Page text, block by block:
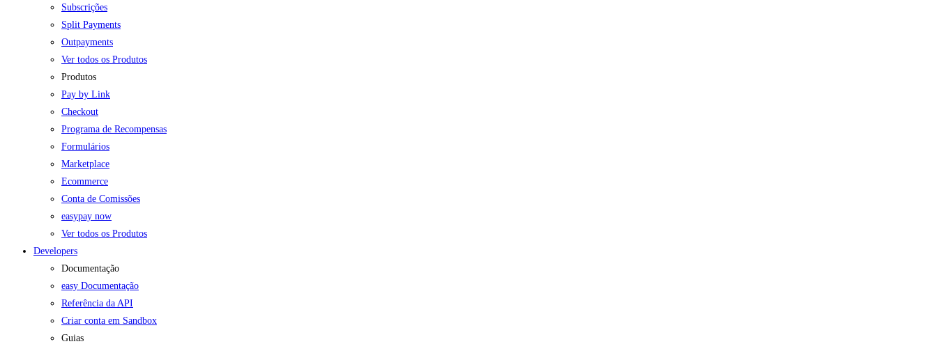
Subscrições
Split Payments
Outpayments
Ver todos os Produtos
Produtos
Pay by Link
Checkout
Programa de Recompensas
Formulários
Marketplace
Ecommerce
Conta de Comissões
easypay now
Ver todos os Produtos
Developers
Documentação
easy Documentação
Referência da API
Criar conta em Sandbox
Guias